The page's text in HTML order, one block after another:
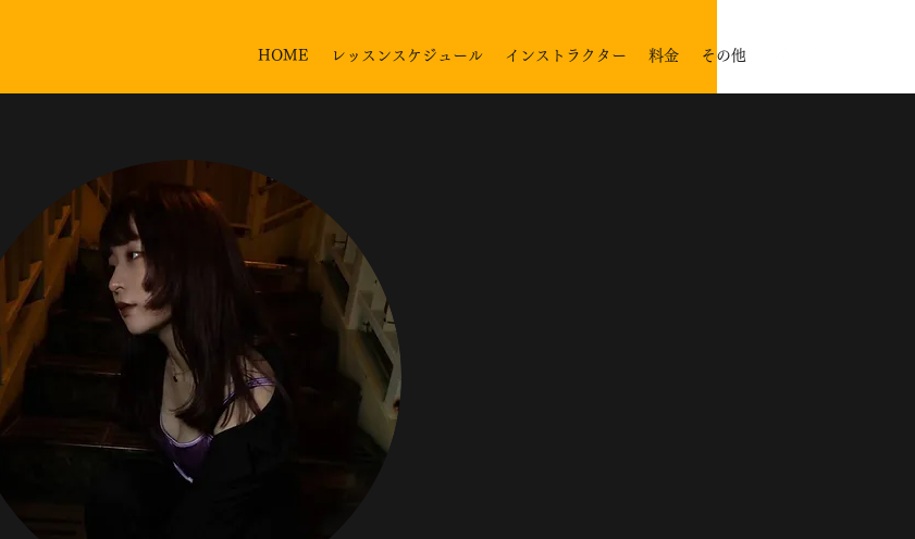
HOME レッスンスケジュール インストラクター 料金 その他